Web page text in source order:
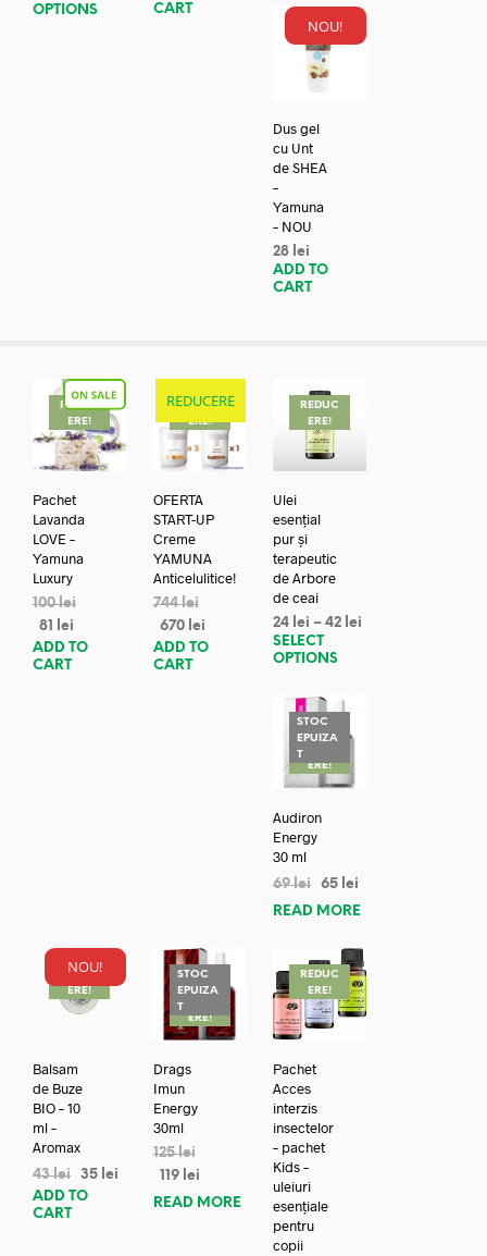
OPTIONS
CART
NOU!
Dus gel
cu Unt
de SHEA
–
Yamuna
– NOU
28 lei
ADD TO
CART
REDUC
ERE!
Pachet
Lavanda
LOVE –
Yamuna
Luxury
100lei
81
lei
ADD TO
CART
REDUCERE
REDUC
ERE!
OFERTA
START-UP
Creme
YAMUNA
Anticelulitice!
744lei
670 lei
ADD TO
CART
REDUC
ERE!
Ulei
esențial
pur și
terapeutic
de Arbore
de ceai
24 lei –42 lei
SELECT
OPTIONS
STOC
EPUIZA
TREDUC
ERE!
Audiron
Energy
30 ml
69lei 65 lei
READ MORE
NOU!
REDUC
ERE!
Balsam
de Buze
BIO – 10
ml –
Aromax
43lei 35 lei
ADD TO
CART
STOC
EPUIZA
TREDUC
ERE!
Drags
Imun
Energy
30ml
125lei
119 lei
READ MORE
REDUC
ERE!
Pachet
Acces
interzis
insectelor
– pachet
Kids –
uleiuri
esențiale
pentru
copii